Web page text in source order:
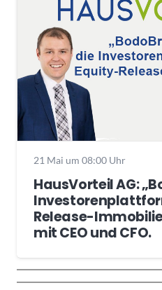
21 Mai um 08:00 Uhr
HausVorteil AG:
Release-
mit CEO und CFO.